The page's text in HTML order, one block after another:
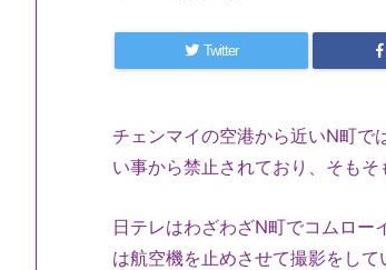
Twitter
チェンマイの空港から近いN町で
い事から禁止されており、そもそ
日テレはわざわざN町でコムロー
は航空機を止めさせて撮影をして